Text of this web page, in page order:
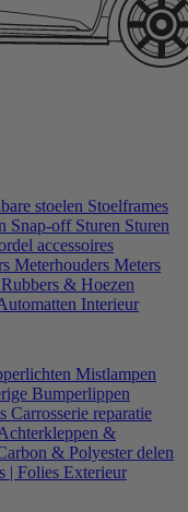
stoelen Stoelframes
Snap-off Sturen Sturen
accessoires
Meterhouders Meters
Rubbers & Hoezen
Interieur
Mistlampen
Bumperlippen
Carrosserie reparatie
&
& Polyester delen
| Folies Exterieur